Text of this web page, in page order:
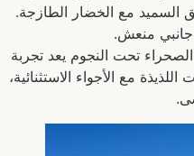
السميد مع الخضار الطازجة.
منعش.
تحت النجوم يعد تجربة
مع الأجواء الاستثنائية،